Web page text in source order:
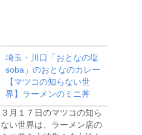
埼玉・川口「おとなの塩
soba」のおとなのカレー
【マツコの知らない世
界】ラーメンのミニ丼
３月１７日のマツコの知ら
ない世界は、ラーメン店の